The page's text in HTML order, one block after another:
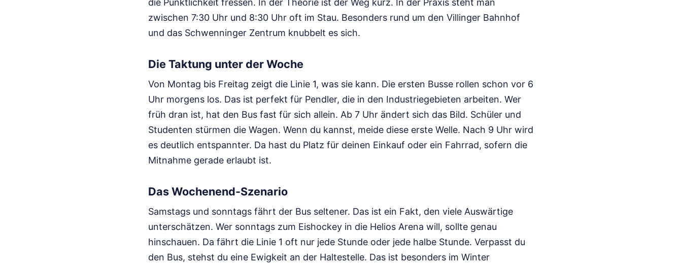
zwischen 7:30 Uhr und 8:30 Uhr oft im Stau. Besonders rund um den Villinger Bahnhof
und das Schwenninger Zentrum knubbelt es sich.
Die Taktung unter der Woche
Von Montag bis Freitag zeigt die Linie 1, was sie kann. Die ersten Busse rollen schon vor 6
Uhr morgens los. Das ist perfekt für Pendler, die in den Industriegebieten arbeiten. Wer
früh dran ist, hat den Bus fast für sich allein. Ab 7 Uhr ändert sich das Bild. Schüler und
Studenten stürmen die Wagen. Wenn du kannst, meide diese erste Welle. Nach 9 Uhr wird
es deutlich entspannter. Da hast du Platz für deinen Einkauf oder ein Fahrrad, sofern die
Mitnahme gerade erlaubt ist.
Das Wochenend-Szenario
Samstags und sonntags fährt der Bus seltener. Das ist ein Fakt, den viele Auswärtige
unterschätzen. Wer sonntags zum Eishockey in die Helios Arena will, sollte genau
hinschauen. Da fährt die Linie 1 oft nur jede Stunde oder jede halbe Stunde. Verpasst du
den Bus, stehst du eine Ewigkeit an der Haltestelle. Das ist besonders im Winter